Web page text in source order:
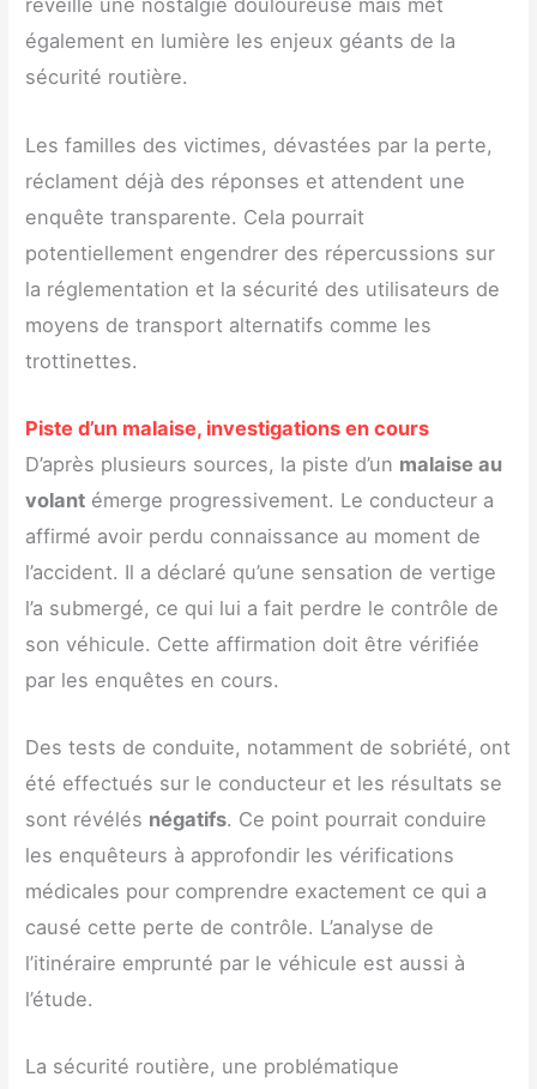
réveille une nostalgie douloureuse mais met
également en lumière les enjeux géants de la
sécurité routière.
Les familles des victimes, dévastées par la perte,
réclament déjà des réponses et attendent une
enquête transparente. Cela pourrait
potentiellement engendrer des répercussions sur
la réglementation et la sécurité des utilisateurs de
moyens de transport alternatifs comme les
trottinettes.
Piste d’un malaise, investigations en cours
D’après plusieurs sources, la piste d’un malaise au
volant émerge progressivement. Le conducteur a
affirmé avoir perdu connaissance au moment de
l’accident. Il a déclaré qu’une sensation de vertige
l’a submergé, ce qui lui a fait perdre le contrôle de
son véhicule. Cette affirmation doit être vérifiée
par les enquêtes en cours.
Des tests de conduite, notamment de sobriété, ont
été effectués sur le conducteur et les résultats se
sont révélés négatifs. Ce point pourrait conduire
les enquêteurs à approfondir les vérifications
médicales pour comprendre exactement ce qui a
causé cette perte de contrôle. L’analyse de
l’itinéraire emprunté par le véhicule est aussi à
l’étude.
La sécurité routière, une problématique